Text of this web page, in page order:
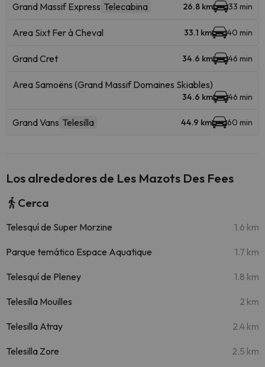
Grand Massif Express Telecabina 26.8 km 33 min
Area Sixt Fer à Cheval 33.1 km 40 min
Grand Cret 34.6 km 46 min
Area Samoëns (Grand Massif Domaines Skiables)
34.6 km 46 min
Grand Vans Telesilla 44.9 km 60 min
Los alrededores de Les Mazots Des Fees
Cerca
Telesquí de Super Morzine 1.6 km
Parque temático Espace Aquatique 1.7 km
Telesquí de Pleney 1.8 km
Telesilla Mouilles 2 km
Telesilla Atray 2.4 km
Telesilla Zore 2.5 km